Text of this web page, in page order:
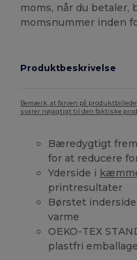
moms, når du betaler,
momsnummer inden
Produktbeskrivelse
Bemærk, at farven på
svarer nøjagtigt til den faktiske
Bæredygtigt
for at reducere
Yderside i
printresultater
Børstet
varme
OEKO-TEX
plastfri emballage